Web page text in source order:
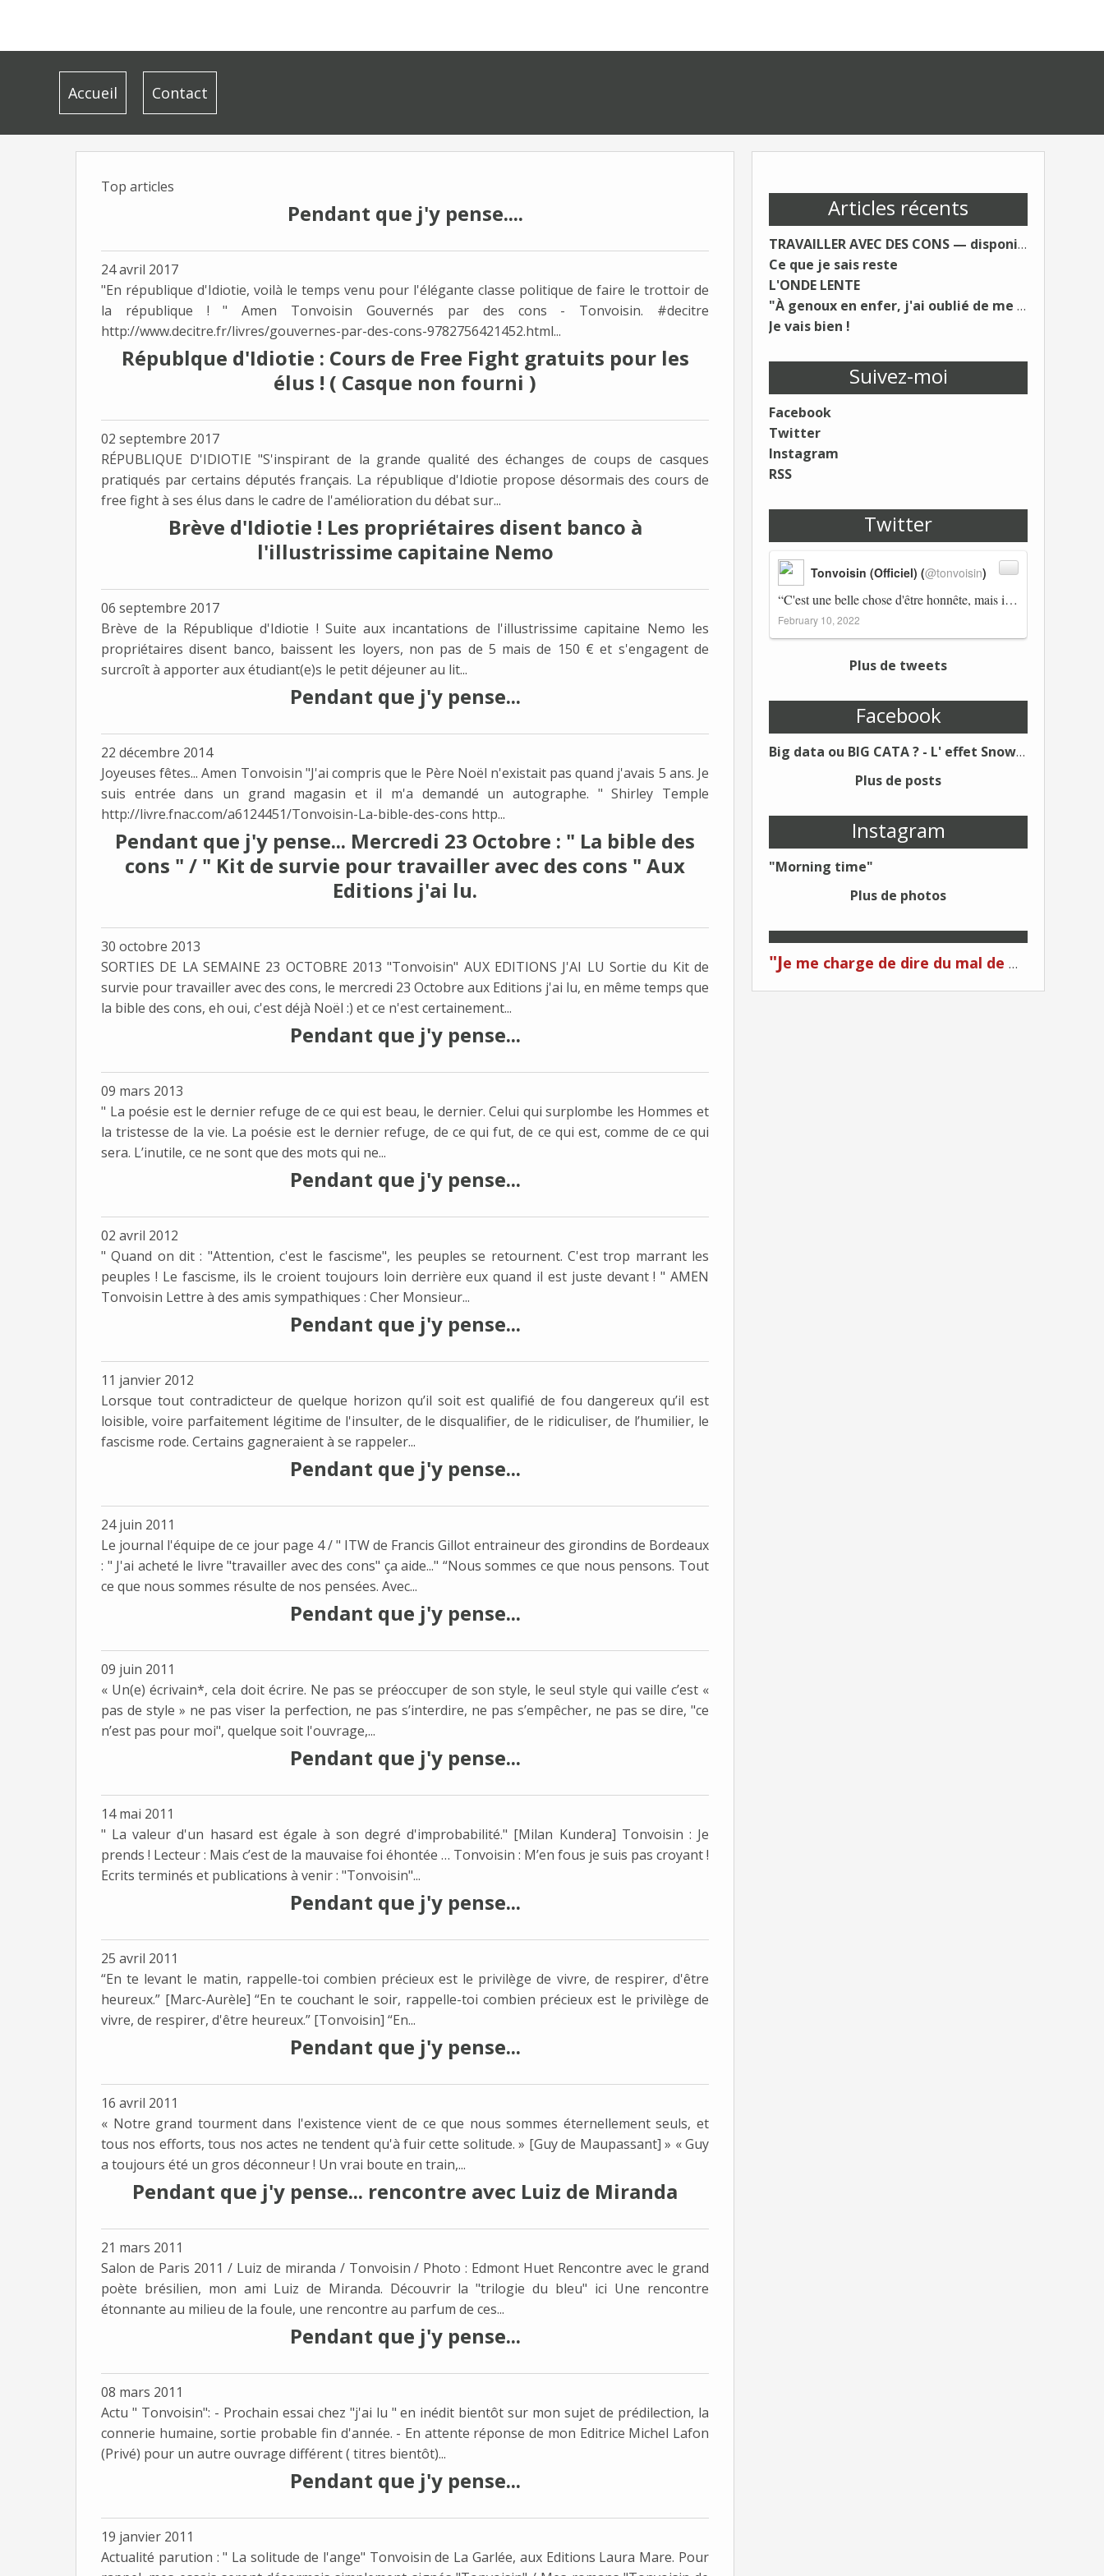
Accueil Contact
Top articles
Pendant que j'y pense....
24 avril 2017
"En république d'Idiotie, voilà le temps venu pour l'élégante classe politique de faire le trottoir de
la république ! " Amen Tonvoisin Gouvernés par des cons - Tonvoisin. #decitre
http://www.decitre.fr/livres/gouvernes-par-des-cons-9782756421452.html...
Républque d'Idiotie : Cours de Free Fight gratuits pour les
élus ! ( Casque non fourni )
02 septembre 2017
RÉPUBLIQUE D'IDIOTIE "S'inspirant de la grande qualité des échanges de coups de casques
pratiqués par certains députés français. La république d'Idiotie propose désormais des cours de
free fight à ses élus dans le cadre de l'amélioration du débat sur...
Brève d'Idiotie ! Les propriétaires disent banco à
l'illustrissime capitaine Nemo
06 septembre 2017
Brève de la République d'Idiotie ! Suite aux incantations de l'illustrissime capitaine Nemo les
propriétaires disent banco, baissent les loyers, non pas de 5 mais de 150 € et s'engagent de
surcroît à apporter aux étudiant(e)s le petit déjeuner au lit...
Pendant que j'y pense...
22 décembre 2014
Joyeuses fêtes... Amen Tonvoisin "J'ai compris que le Père Noël n'existait pas quand j'avais 5 ans. Je
suis entrée dans un grand magasin et il m'a demandé un autographe. " Shirley Temple
http://livre.fnac.com/a6124451/Tonvoisin-La-bible-des-cons http...
Pendant que j'y pense... Mercredi 23 Octobre : " La bible des
cons " / " Kit de survie pour travailler avec des cons " Aux
Editions j'ai lu.
30 octobre 2013
SORTIES DE LA SEMAINE 23 OCTOBRE 2013 "Tonvoisin" AUX EDITIONS J'AI LU Sortie du Kit de
survie pour travailler avec des cons, le mercredi 23 Octobre aux Editions j'ai lu, en même temps que
la bible des cons, eh oui, c'est déjà Noël :) et ce n'est certainement...
Pendant que j'y pense...
09 mars 2013
" La poésie est le dernier refuge de ce qui est beau, le dernier. Celui qui surplombe les Hommes et
la tristesse de la vie. La poésie est le dernier refuge, de ce qui fut, de ce qui est, comme de ce qui
sera. L’inutile, ce ne sont que des mots qui ne...
Pendant que j'y pense...
02 avril 2012
" Quand on dit : "Attention, c'est le fascisme", les peuples se retournent. C'est trop marrant les
peuples ! Le fascisme, ils le croient toujours loin derrière eux quand il est juste devant ! " AMEN
Tonvoisin Lettre à des amis sympathiques : Cher Monsieur...
Pendant que j'y pense...
11 janvier 2012
Lorsque tout contradicteur de quelque horizon qu’il soit est qualifié de fou dangereux qu’il est
loisible, voire parfaitement légitime de l'insulter, de le disqualifier, de le ridiculiser, de l’humilier, le
fascisme rode. Certains gagneraient à se rappeler...
Pendant que j'y pense...
24 juin 2011
Le journal l'équipe de ce jour page 4 / " ITW de Francis Gillot entraineur des girondins de Bordeaux
: " J'ai acheté le livre "travailler avec des cons" ça aide..." “Nous sommes ce que nous pensons. Tout
ce que nous sommes résulte de nos pensées. Avec...
Pendant que j'y pense...
09 juin 2011
« Un(e) écrivain*, cela doit écrire. Ne pas se préoccuper de son style, le seul style qui vaille c’est «
pas de style » ne pas viser la perfection, ne pas s’interdire, ne pas s’empêcher, ne pas se dire, "ce
n’est pas pour moi", quelque soit l'ouvrage,...
Pendant que j'y pense...
14 mai 2011
" La valeur d'un hasard est égale à son degré d'improbabilité." [Milan Kundera] Tonvoisin : Je
prends ! Lecteur : Mais c’est de la mauvaise foi éhontée … Tonvoisin : M’en fous je suis pas croyant !
Ecrits terminés et publications à venir : "Tonvoisin"...
Pendant que j'y pense...
25 avril 2011
“En te levant le matin, rappelle-toi combien précieux est le privilège de vivre, de respirer, d'être
heureux.” [Marc-Aurèle] “En te couchant le soir, rappelle-toi combien précieux est le privilège de
vivre, de respirer, d'être heureux.” [Tonvoisin] “En...
Pendant que j'y pense...
16 avril 2011
« Notre grand tourment dans l'existence vient de ce que nous sommes éternellement seuls, et
tous nos efforts, tous nos actes ne tendent qu'à fuir cette solitude. » [Guy de Maupassant] » « Guy
a toujours été un gros déconneur ! Un vrai boute en train,...
Pendant que j'y pense... rencontre avec Luiz de Miranda
21 mars 2011
Salon de Paris 2011 / Luiz de miranda / Tonvoisin / Photo : Edmont Huet Rencontre avec le grand
poète brésilien, mon ami Luiz de Miranda. Découvrir la "trilogie du bleu" ici Une rencontre
étonnante au milieu de la foule, une rencontre au parfum de ces...
Pendant que j'y pense...
08 mars 2011
Actu " Tonvoisin": - Prochain essai chez "j'ai lu " en inédit bientôt sur mon sujet de prédilection, la
connerie humaine, sortie probable fin d'année. - En attente réponse de mon Editrice Michel Lafon
(Privé) pour un autre ouvrage différent ( titres bientôt)...
Pendant que j'y pense...
19 janvier 2011
Actualité parution : " La solitude de l'ange" Tonvoisin de La Garlée, aux Editions Laura Mare. Pour
Articles récents
TRAVAILLER AVEC DES CONS — disponible le 19 août.
Ce que je sais reste
L'ONDE LENTE
"À genoux en enfer, j'ai oublié de me taire"
Je vais bien !
Suivez-moi
Facebook
Twitter
Instagram
RSS
Twitter
“C'est une belle chose d'être honnête, mais il est également important d'avoir raison.” Winston Churchill Réplico…
Tonvoisin (Officiel) (@tonvoisin)
February 10, 2022
Plus de tweets
Facebook
Big data ou BIG CATA ? - L' effet Snowden - Editions Kawa - Un Éditeur différent !
Plus de posts
Instagram
"Morning time"
Plus de photos
"Je me charge de dire du mal de moi... Quand on me critique... C'est du plagiat ! "